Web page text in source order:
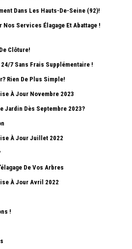
Dans Les Hauts-De-Seine (92)!
Nos Services Élagage Et Abattage !
Clôture!
7 Sans Frais Supplémentaire !
Rien De Plus Simple!
À Jour Novembre 2023
Jardin Dès Septembre 2023?
À Jour Juillet 2022
De Vos Arbres
À Jour Avril 2022
!